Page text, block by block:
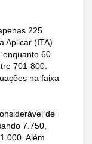
225
Aplicar (ITA)
enquanto 60
701-800.
na faixa
de
7.750,
Além